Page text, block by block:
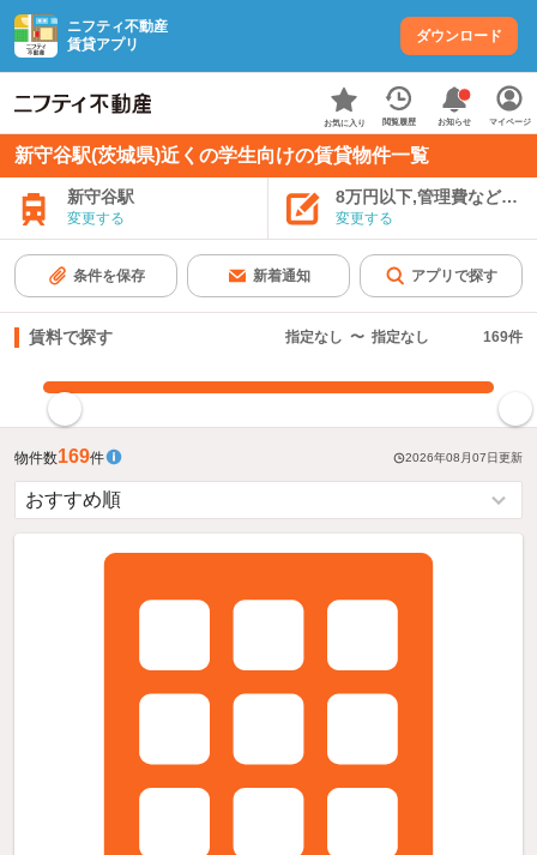
ニフティ不動産
賃貸アプリ
ダウンロード
お気に入り 閲覧履歴 お知らせ マイページ
新守谷駅(茨城県)近くの学生向けの賃貸物件一覧
新守谷駅
変更する
8万円以下,管理費など込み
変更する
条件を保存 新着通知 アプリで探す
賃料で探す 指定なし 〜 指定なし 169件
物件数169件 2026年08月07日更新